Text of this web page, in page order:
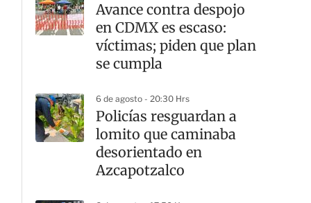
Avance contra despojo
en CDMX es escaso:
víctimas; piden que plan
se cumpla
6 de agosto - 20:30 Hrs
Policías resguardan a
lomito que caminaba
desorientado en
Azcapotzalco